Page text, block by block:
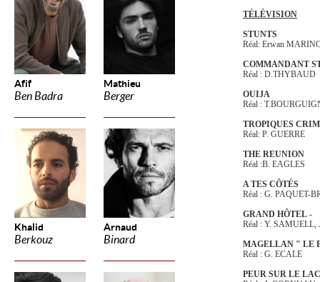
Afif
Ben Badra
Mathieu
Berger
Khalid
Berkouz
Arnaud
Binard
TÉLÉVISION
STUNTS
Réal: Erwan
COMMANDANT
Réal : D.THYBAUD
OUIJA
Réal :
TROPIQUES
Réal: P. GUERRE
THE REUNION
Réal :B. EAGLES
A TES CÔTÉS
Réal : G. PAQUET-
GRAND HÔTEL -
Réal : Y.
MAGELLAN " LE
Réal : G. ECALE
PEUR SUR LE LAC